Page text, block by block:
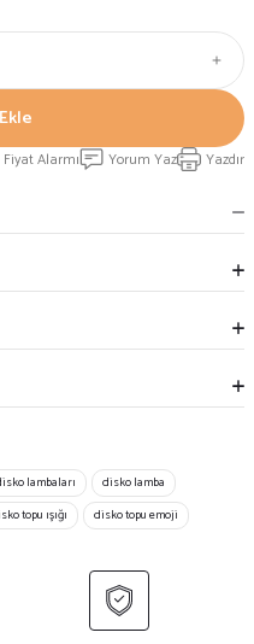
Fiyat Alarmı Yorum Yaz Yazdır
lambaları
disko lamba
topu ışığı disko topu emoji